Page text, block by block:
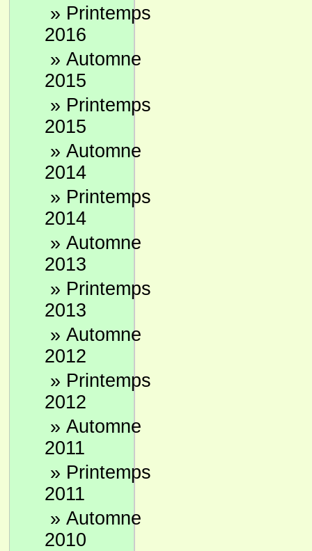
» Printemps
2016
» Automne
2015
» Printemps
2015
» Automne
2014
» Printemps
2014
» Automne
2013
» Printemps
2013
» Automne
2012
» Printemps
2012
» Automne
2011
» Printemps
2011
» Automne
2010